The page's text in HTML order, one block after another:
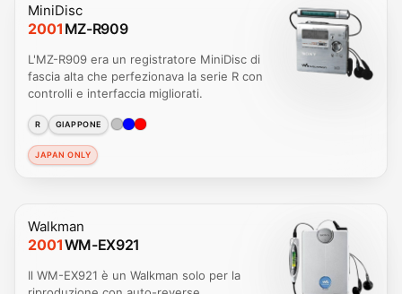
MiniDisc
2001 MZ-R909
L'MZ-R909 era un registratore MiniDisc di
fascia alta che perfezionava la serie R con
controlli e interfaccia migliorati.
R GIAPPONE
JAPAN ONLY
Walkman
2001WM-EX921
Il WM-EX921 è un Walkman solo per la